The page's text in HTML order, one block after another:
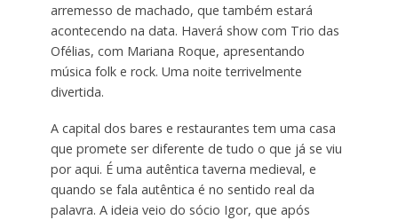
arremesso de machado, que também estará
acontecendo na data. Haverá show com Trio das
Ofélias, com Mariana Roque, apresentando
música folk e rock. Uma noite terrivelmente
divertida.
A capital dos bares e restaurantes tem uma casa
que promete ser diferente de tudo o que já se viu
por aqui. É uma autêntica taverna medieval, e
quando se fala autêntica é no sentido real da
palavra. A ideia veio do sócio Igor, que após